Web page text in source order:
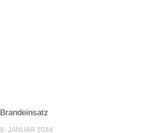
Brandeinsatz
8. JANUAR 2024